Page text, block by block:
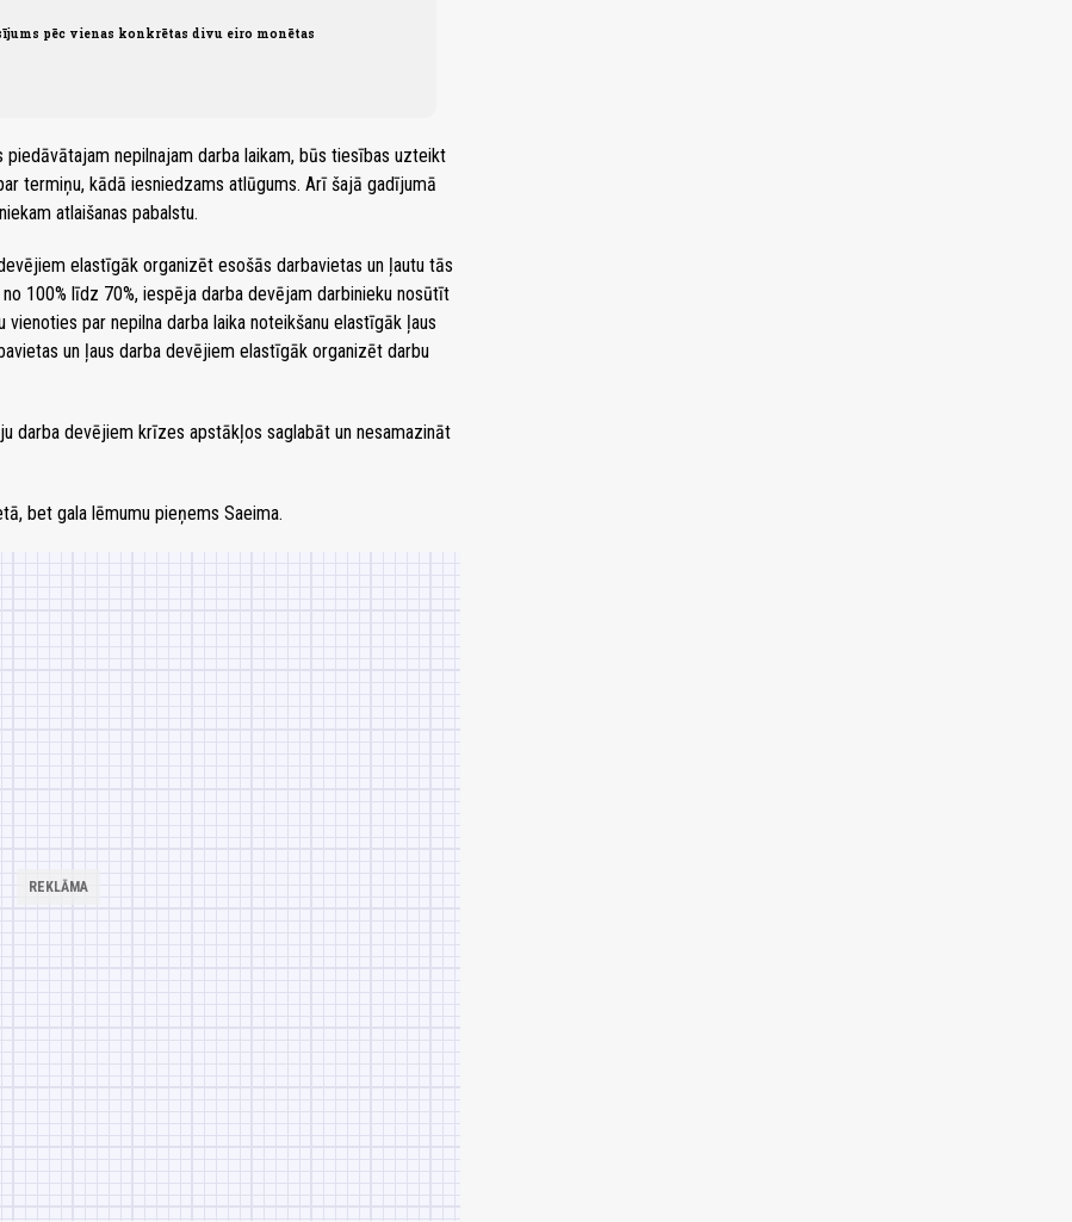
pēc vienas konkrētas divu eiro monētas
nepilnajam darba laikam, būs tiesības uzteikt
termiņu, kādā iesniedzams atlūgums. Arī šajā gadījumā
atlaišanas pabalstu.
elastīgāk organizēt esošās darbavietas un ļautu tās
100% līdz 70%, iespēja darba devējam darbinieku nosūtīt
par nepilna darba laika noteikšanu elastīgāk ļaus
un ļaus darba devējiem elastīgāk organizēt darbu
darba devējiem krīzes apstākļos saglabāt un nesamazināt
bet gala lēmumu pieņems Saeima.